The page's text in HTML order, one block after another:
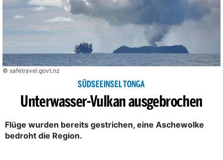
© safetravel.govt.nz
SÜDSEEINSEL TONGA
Unterwasser-Vulkan ausgebrochen
Flüge wurden bereits gestrichen, eine Aschewolke
bedroht die Region.